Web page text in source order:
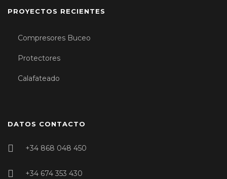
PROYECTOS RECIENTES
Compresores Buceo
Protectores
Calafateado
DATOS CONTACTO
+34 868 048 450
+34 674 353 430